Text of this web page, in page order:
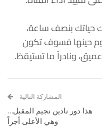
حياتك بنصف ساعة،
حينها فسوف تكون
ونادراً ما تستيقظ.
المشاركة التالية
هذا دور نادين نجيم المقبل…
وهي الأعلى أجراً